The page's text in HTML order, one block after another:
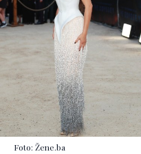
Foto: Žene.ba